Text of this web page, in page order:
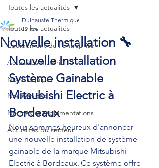
Toutes les actualités
Équipement de l'entreprise
Actualités matériel
Notre équipe
Nos services
Normes et règlementations
Actualités du secteur
Toutes les actualités
Nouvelle installation 🔧
Dulhauste Thermique
12 mai
Nouvelle Installation
Système Gainable
Mitsubishi Electric à
Bordeaux
Nous sommes heureux d'annoncer
une nouvelle installation de système
gainable de la marque Mitsubishi
Electric à Bordeaux. Ce système offre